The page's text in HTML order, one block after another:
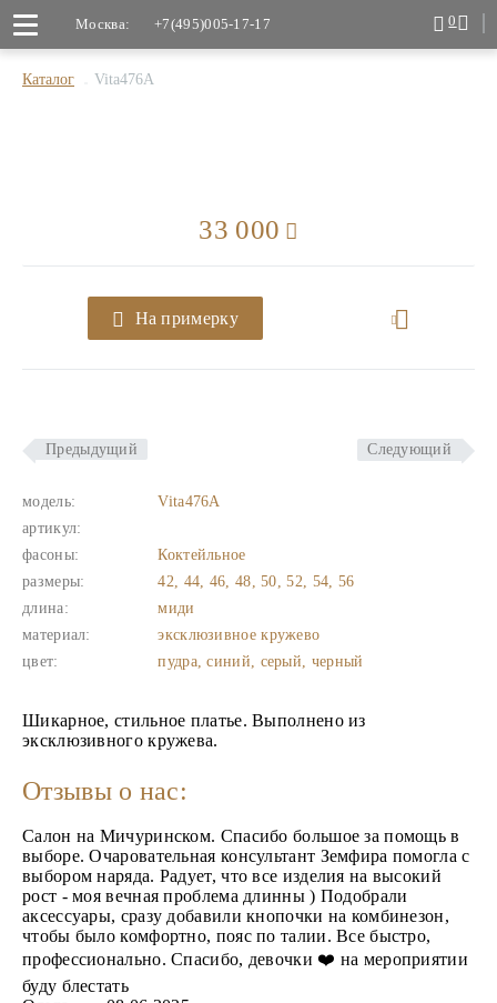
Москва: +7(495)005-17-17 0
Каталог Vita476A
33 000
На примерку
Предыдущий Следующий
модель:
Vita476A
артикул:
фасоны:
Коктейльное
размеры:
42, 44, 46, 48, 50, 52, 54, 56
длина:
миди
материал:
эксклюзивное кружево
цвет:
пудра, синий, серый, черный
Шикарное, стильное платье. Выполнено из
эксклюзивного кружева.
Отзывы о нас:
Салон на Мичуринском. Спасибо большое за помощь в
выборе. Очаровательная консультант Земфира помогла с
выбором наряда. Радует, что все изделия на высокий
рост - моя вечная проблема длинны ) Подобрали
аксессуары, сразу добавили кнопочки на комбинезон,
чтобы было комфортно, пояс по талии. Все быстро,
профессионально. Спасибо, девочки ❤️ на мероприятии
буду блестать